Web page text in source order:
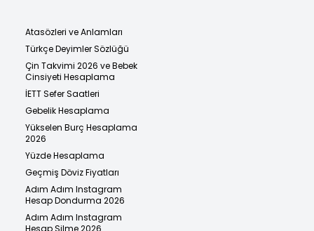
Atasözleri ve Anlamları
Türkçe Deyimler Sözlüğü
Çin Takvimi 2026 ve Bebek
Cinsiyeti Hesaplama
İETT Sefer Saatleri
Gebelik Hesaplama
Yükselen Burç Hesaplama
2026
Yüzde Hesaplama
Geçmiş Döviz Fiyatları
Adım Adım Instagram
Hesap Dondurma 2026
Adım Adım Instagram